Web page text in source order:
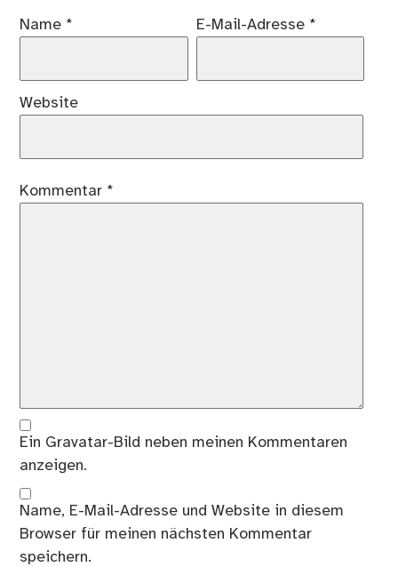
Name * E-Mail-Adresse *
Website
Kommentar *
Ein Gravatar-Bild neben meinen Kommentaren
anzeigen.
Name, E-Mail-Adresse und Website in diesem
Browser für meinen nächsten Kommentar
speichern.